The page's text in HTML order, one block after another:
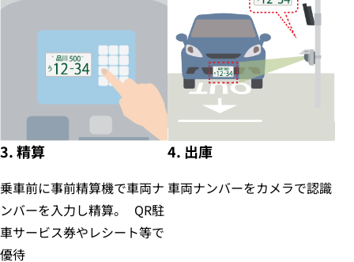
3. 精算
乗車前に事前精算機で車両ナ
ンバーを入力し精算。 QR駐
車サービス券やレシート等で
優待
4. 出庫
車両ナンバーをカメラで認識